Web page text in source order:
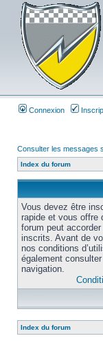
Connexion
Consulter les messages
Index du forum
Vous devez être
rapide et vous offre
forum peut
inscrits. Avant de
nos conditions
également
navigation.
Index du forum